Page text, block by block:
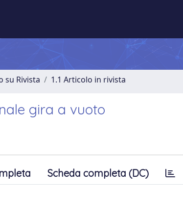
su Rivista 1.1 Articolo in rivista
gira a vuoto
Scheda completa (DC)